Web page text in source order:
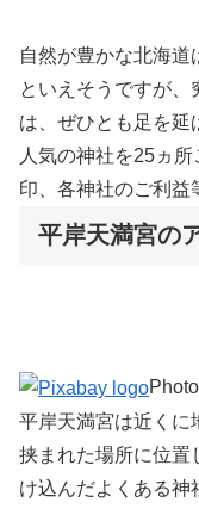
自然が豊かな北海
といえそうですが、
は、ぜひとも足を延
人気の神社を25ヵ
印、各神社のご利益
平岸天満宮の
平岸天満宮は近くに
挟まれた場所に位置
け込んだよくある神